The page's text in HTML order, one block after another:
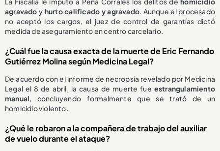
agravado y hurto calificado y agravado. Aunque el procesado
no aceptó los cargos, el juez de control de garantías dictó
medida de aseguramiento en centro carcelario.
¿Cuál fue la causa exacta de la muerte de Eric Fernando
Gutiérrez Molina según Medicina Legal?
De acuerdo con el informe de necropsia revelado por Medicina
Legal el 8 de abril, la causa de muerte fue estrangulamiento
manual, concluyendo formalmente que se trató de un
homicidio violento.
¿Qué le robaron a la compañera de trabajo del auxiliar
de vuelo durante el ataque?